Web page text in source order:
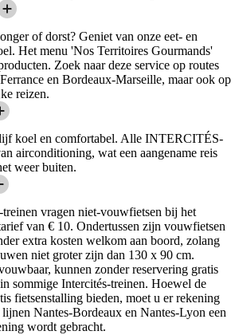
of dorst? Geniet van onze eet- en
Het menu 'Nos Territoires Gourmands'
Zoek naar deze service op routes
en Bordeaux-Marseille, maar ook op
reizen.
koel en comfortabel. Alle INTERCITÉS-
airconditioning, wat een aangename reis
weer buiten.
vragen niet-vouwfietsen bij het
van € 10. Ondertussen zijn vouwfietsen
extra kosten welkom aan boord, zolang
niet groter zijn dan 130 x 90 cm.
kunnen zonder reservering gratis
sommige Intercités-treinen. Hoewel de
fietsenstalling bieden, moet u er rekening
Nantes-Bordeaux en Nantes-Lyon een
wordt gebracht.